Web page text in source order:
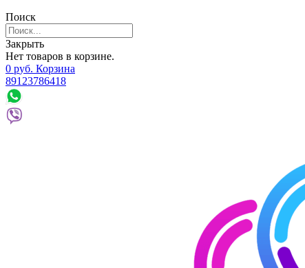
Поиск
Закрыть
Нет товаров в корзине.
0 руб. Корзина
89123786418